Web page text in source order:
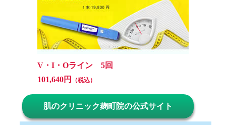
V・I・Oライン 5回
101,640円
（税込）
肌のクリニック麹町院の公式サイト